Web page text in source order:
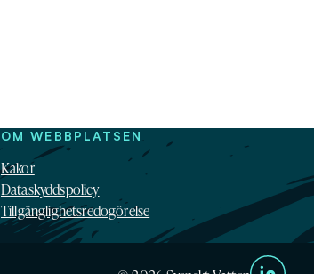
OM WEBBPLATSEN
Kakor
Dataskyddspolicy
Tillgänglighetsredogörelse